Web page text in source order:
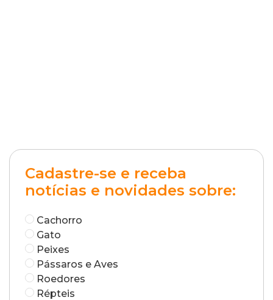
Cadastre-se e receba
notícias e novidades sobre:
Cachorro
Gato
Peixes
Pássaros e Aves
Roedores
Répteis